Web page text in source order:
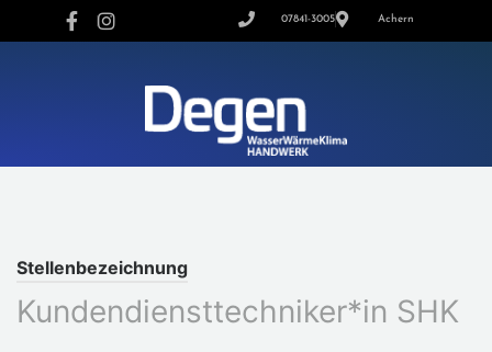
07841-3005 Achern
Stellenbezeichnung
Kundendiensttechniker*in SHK